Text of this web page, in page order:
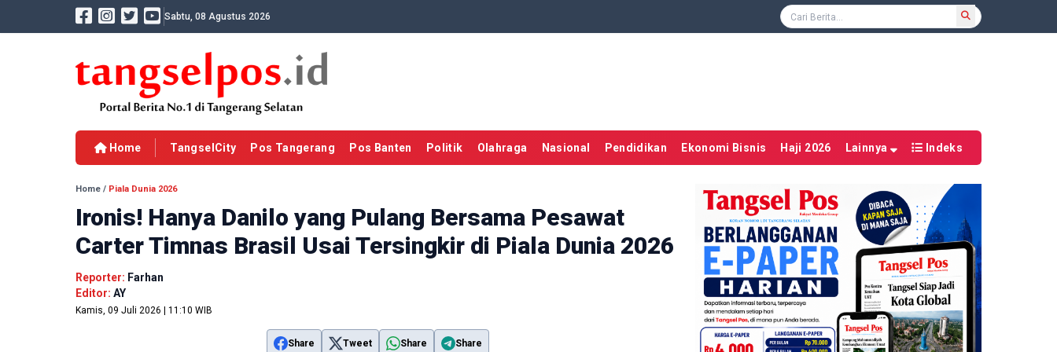
Sabtu, 08 Agustus 2026
Home TangselCity Pos Tangerang Pos Banten Politik Olahraga Nasional Pendidikan Ekonomi Bisnis Haji 2026 Lainnya Indeks
Home / Piala Dunia 2026
Ironis! Hanya Danilo yang Pulang Bersama Pesawat
Carter Timnas Brasil Usai Tersingkir di Piala Dunia 2026
Reporter: Farhan
Editor: AY
Kamis, 09 Juli 2026 | 11:10 WIB
Share Tweet Share Share